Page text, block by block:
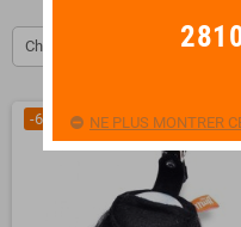
Choisir
favorite_border
-6,00 € NE PLUS MONTRER